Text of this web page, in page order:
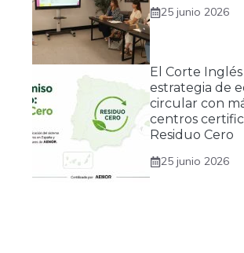
25 junio 2026
El Corte
estrategia de
circular con
centros
Residuo Cero
25 junio 2026